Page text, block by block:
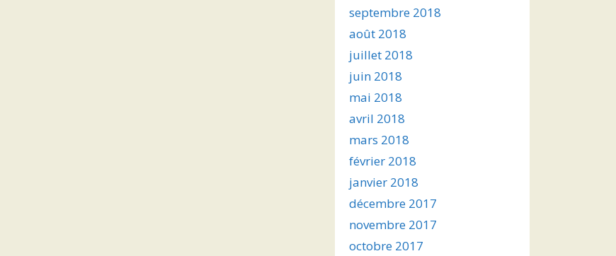
septembre 2018
août 2018
juillet 2018
juin 2018
mai 2018
avril 2018
mars 2018
février 2018
janvier 2018
décembre 2017
novembre 2017
octobre 2017